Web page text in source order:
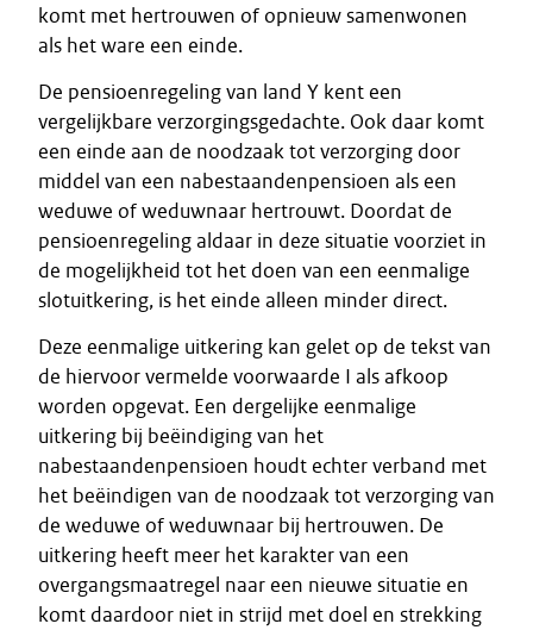
komt met hertrouwen of opnieuw samenwonen
als het ware een einde.
De pensioenregeling van land Y kent een
vergelijkbare verzorgingsgedachte. Ook daar komt
een einde aan de noodzaak tot verzorging door
middel van een nabestaandenpensioen als een
weduwe of weduwnaar hertrouwt. Doordat de
pensioenregeling aldaar in deze situatie voorziet in
de mogelijkheid tot het doen van een eenmalige
slotuitkering, is het einde alleen minder direct.
Deze eenmalige uitkering kan gelet op de tekst van
de hiervoor vermelde voorwaarde I als afkoop
worden opgevat. Een dergelijke eenmalige
uitkering bij beëindiging van het
nabestaandenpensioen houdt echter verband met
het beëindigen van de noodzaak tot verzorging van
de weduwe of weduwnaar bij hertrouwen. De
uitkering heeft meer het karakter van een
overgangsmaatregel naar een nieuwe situatie en
komt daardoor niet in strijd met doel en strekking